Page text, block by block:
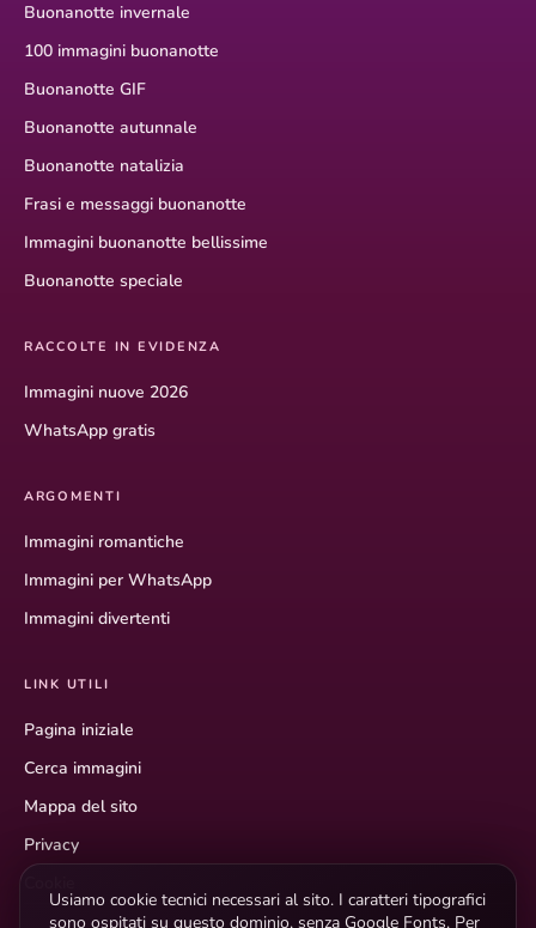
Buonanotte invernale
100 immagini buonanotte
Buonanotte GIF
Buonanotte autunnale
Buonanotte natalizia
Frasi e messaggi buonanotte
Immagini buonanotte bellissime
Buonanotte speciale
RACCOLTE IN EVIDENZA
Immagini nuove 2026
WhatsApp gratis
ARGOMENTI
Immagini romantiche
Immagini per WhatsApp
Immagini divertenti
LINK UTILI
Pagina iniziale
Cerca immagini
Mappa del sito
Privacy
Usiamo cookie tecnici necessari al sito. I caratteri tipografici
sono ospitati su questo dominio, senza Google Fonts. Per